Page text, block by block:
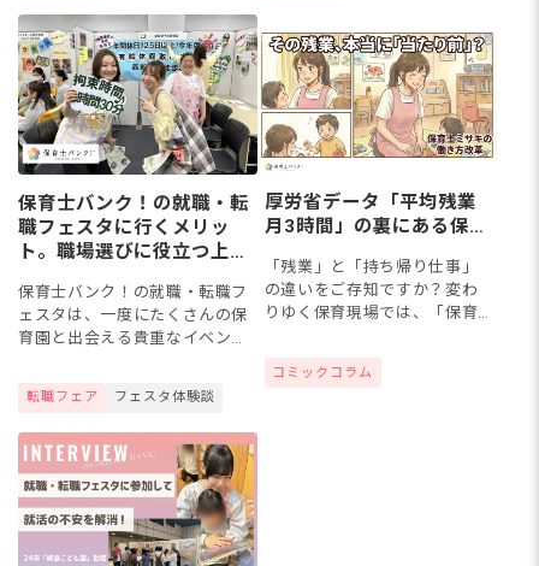
出会い、その後のキャリアを大
きく...
保育士バンク！の就職・転
職フェスタに行くメリッ
ト。職場選びに役立つ上手
保育士バンク！の就職・転職フ
ェスタは、一度にたくさんの保
育園と出会える貴重なイベン
せるなど就職先選びに役立てる
ことができます。今回は、保育
士バン...
転職フェア フェスタ体験談
厚労省データ「平均残業
月3時間」の裏にある保育
「残業」と「持ち帰り仕事」
の違いをご存知ですか？変わ
りゆく保育現場では、「保育
いう“保育の質”を考える働き
コミックコラム